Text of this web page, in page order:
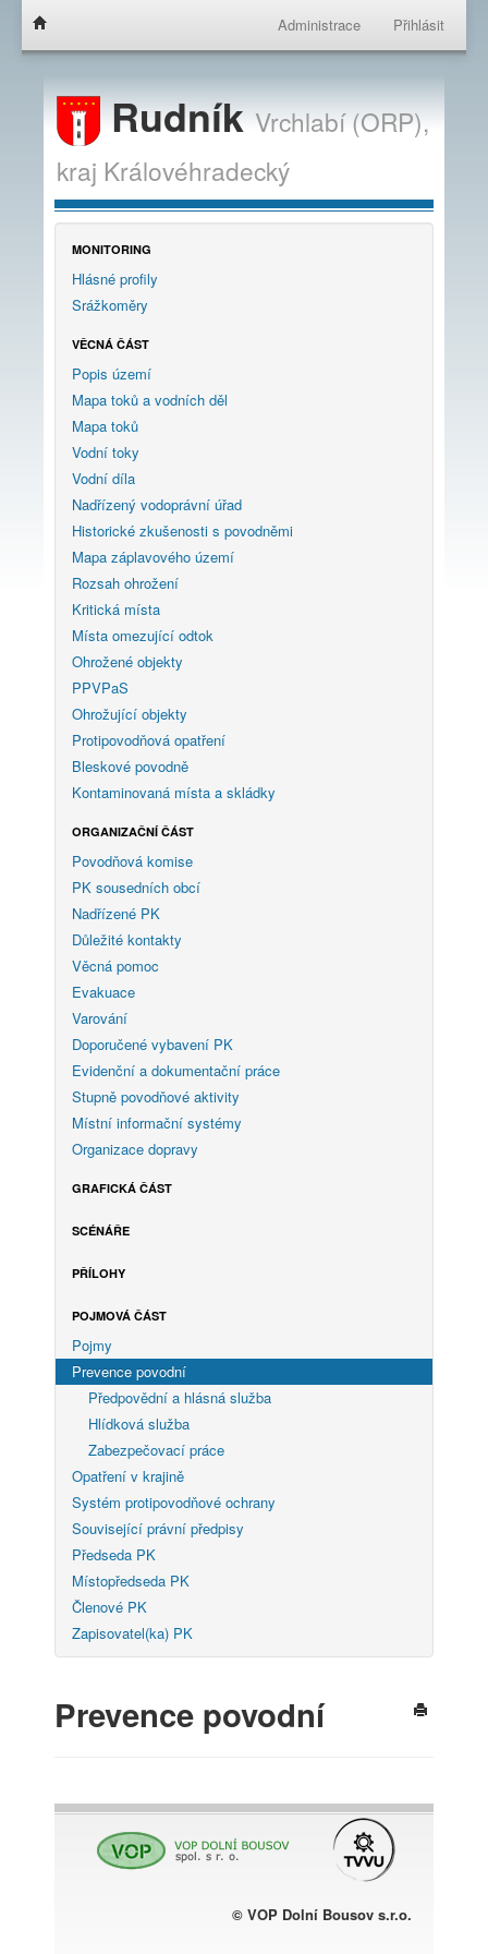
Administrace Přihlásit
RudníkVrchlabí (ORP),
kraj Královéhradecký
MONITORING
Hlásné profily
Srážkoměry
VĚCNÁ ČÁST
Popis území
Mapa toků a vodních děl
Mapa toků
Vodní toky
Vodní díla
Nadřízený vodoprávní úřad
Historické zkušenosti s povodněmi
Mapa záplavového území
Rozsah ohrožení
Kritická místa
Místa omezující odtok
Ohrožené objekty
PPVPaS
Ohrožující objekty
Protipovodňová opatření
Bleskové povodně
Kontaminovaná místa a skládky
ORGANIZAČNÍ ČÁST
Povodňová komise
PK sousedních obcí
Nadřízené PK
Důležité kontakty
Věcná pomoc
Evakuace
Varování
Doporučené vybavení PK
Evidenční a dokumentační práce
Stupně povodňové aktivity
Místní informační systémy
Organizace dopravy
GRAFICKÁ ČÁST
SCÉNÁŘE
PŘÍLOHY
POJMOVÁ ČÁST
Pojmy
Prevence povodní
Předpovědní a hlásná služba
Hlídková služba
Zabezpečovací práce
Opatření v krajině
Systém protipovodňové ochrany
Související právní předpisy
Předseda PK
Místopředseda PK
Členové PK
Zapisovatel(ka) PK
Prevence povodní
© VOP Dolní Bousov s.r.o.